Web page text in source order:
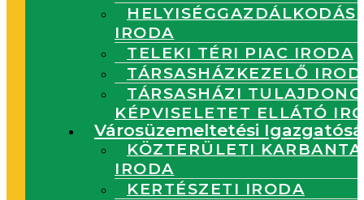
HELYISÉGGAZDÁLKODÁSI
IRODA
TELEKI TÉRI PIAC IRODA
TÁRSASHÁZKEZELŐ
TÁRSASHÁZI
KÉPVISELETET ELLÁTÓ
Városüzemeltetési
KÖZTERÜLETI
IRODA
KERTÉSZETI IRODA